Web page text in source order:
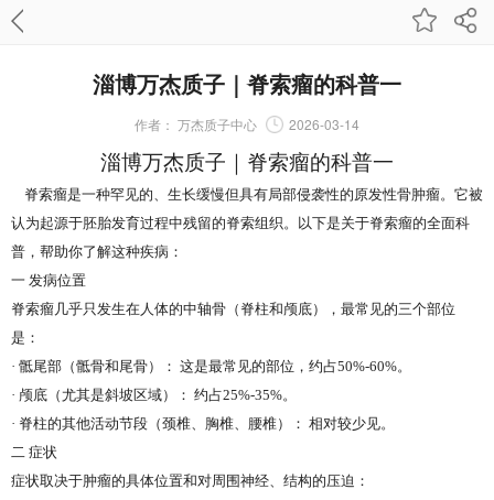
淄博万杰质子｜脊索瘤的科普一
作者： 万杰质子中心 2026-03-14
淄博万杰质子｜ 脊索瘤的科普一
脊索瘤是一种罕见的、生长缓慢但具有局部侵袭性的原发性骨肿瘤。它被
认为起源于胚胎发育过程中残留的脊索组织。以下是关于脊索瘤的全面科
普，帮助你了解这种疾病：
一 发病位置
脊索瘤几乎只发生在人体的中轴骨（脊柱和颅底），最常见的三个部位
是：
· 骶尾部（骶骨和尾骨）： 这是最常见的部位，约占50%-60%。
· 颅底（尤其是斜坡区域）： 约占25%-35%。
· 脊柱的其他活动节段（颈椎、胸椎、腰椎）： 相对较少见。
二 症状
症状取决于肿瘤的具体位置和对周围神经、结构的压迫：